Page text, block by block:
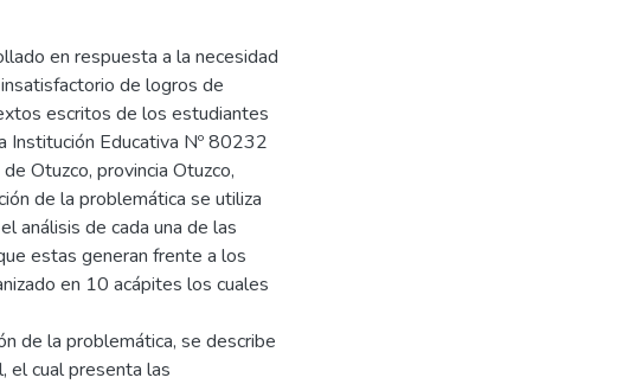
en respuesta a la necesidad
de logros de
escritos de los estudiantes
Institución Educativa Nº 80232
Otuzco, provincia Otuzco,
de la problemática se utiliza
análisis de cada una de las
estas generan frente a los
en 10 acápites los cuales
de la problemática, se describe
el cual presenta las